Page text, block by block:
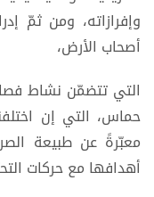
وإفرازاته، ومن ثمّ
أصحاب الأرض،
التي تتضمّن نشاط
حماس، التي إن
معبّرةً عن طبيعة
أهدافها مع حركات